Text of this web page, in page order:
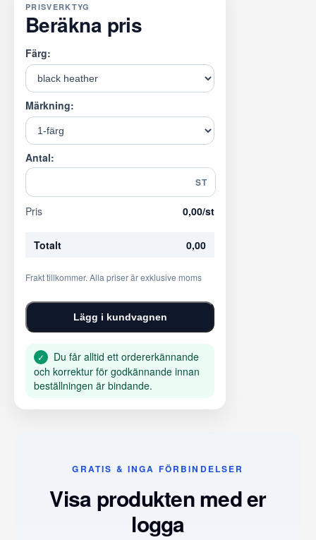
PRISVERKTYG
Beräkna pris
Färg:
Märkning:
Antal:
ST
Pris 0,00/st
Totalt 0,00
Frakt tillkommer. Alla priser är exklusive moms
Lägg i kundvagnen
✓
Du får alltid ett ordererkännande
och korrektur för godkännande innan
beställningen är bindande.
GRATIS & INGA FÖRBINDELSER
Visa produkten med er
logga